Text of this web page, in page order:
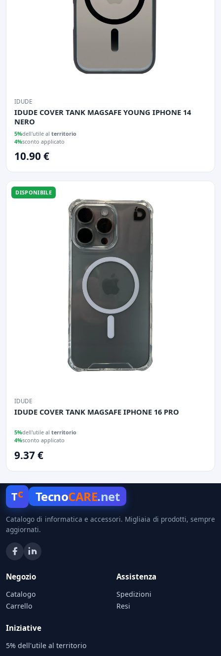
IDUDE
IDUDE COVER TANK MAGSAFE YOUNG IPHONE 14
NERO
5%dell'utile al territorio
4%sconto applicato
10.90 €
DISPONIBILE
IDUDE
IDUDE COVER TANK MAGSAFE IPHONE 16 PRO
5%dell'utile al territorio
4%sconto applicato
9.37 €
Tc TecnoCARE.net
Catalogo di informatica e accessori. Migliaia di prodotti, sempre
aggiornati.
Negozio
Catalogo
Carrello
Assistenza
Spedizioni
Resi
Iniziative
5% dell'utile al territorio